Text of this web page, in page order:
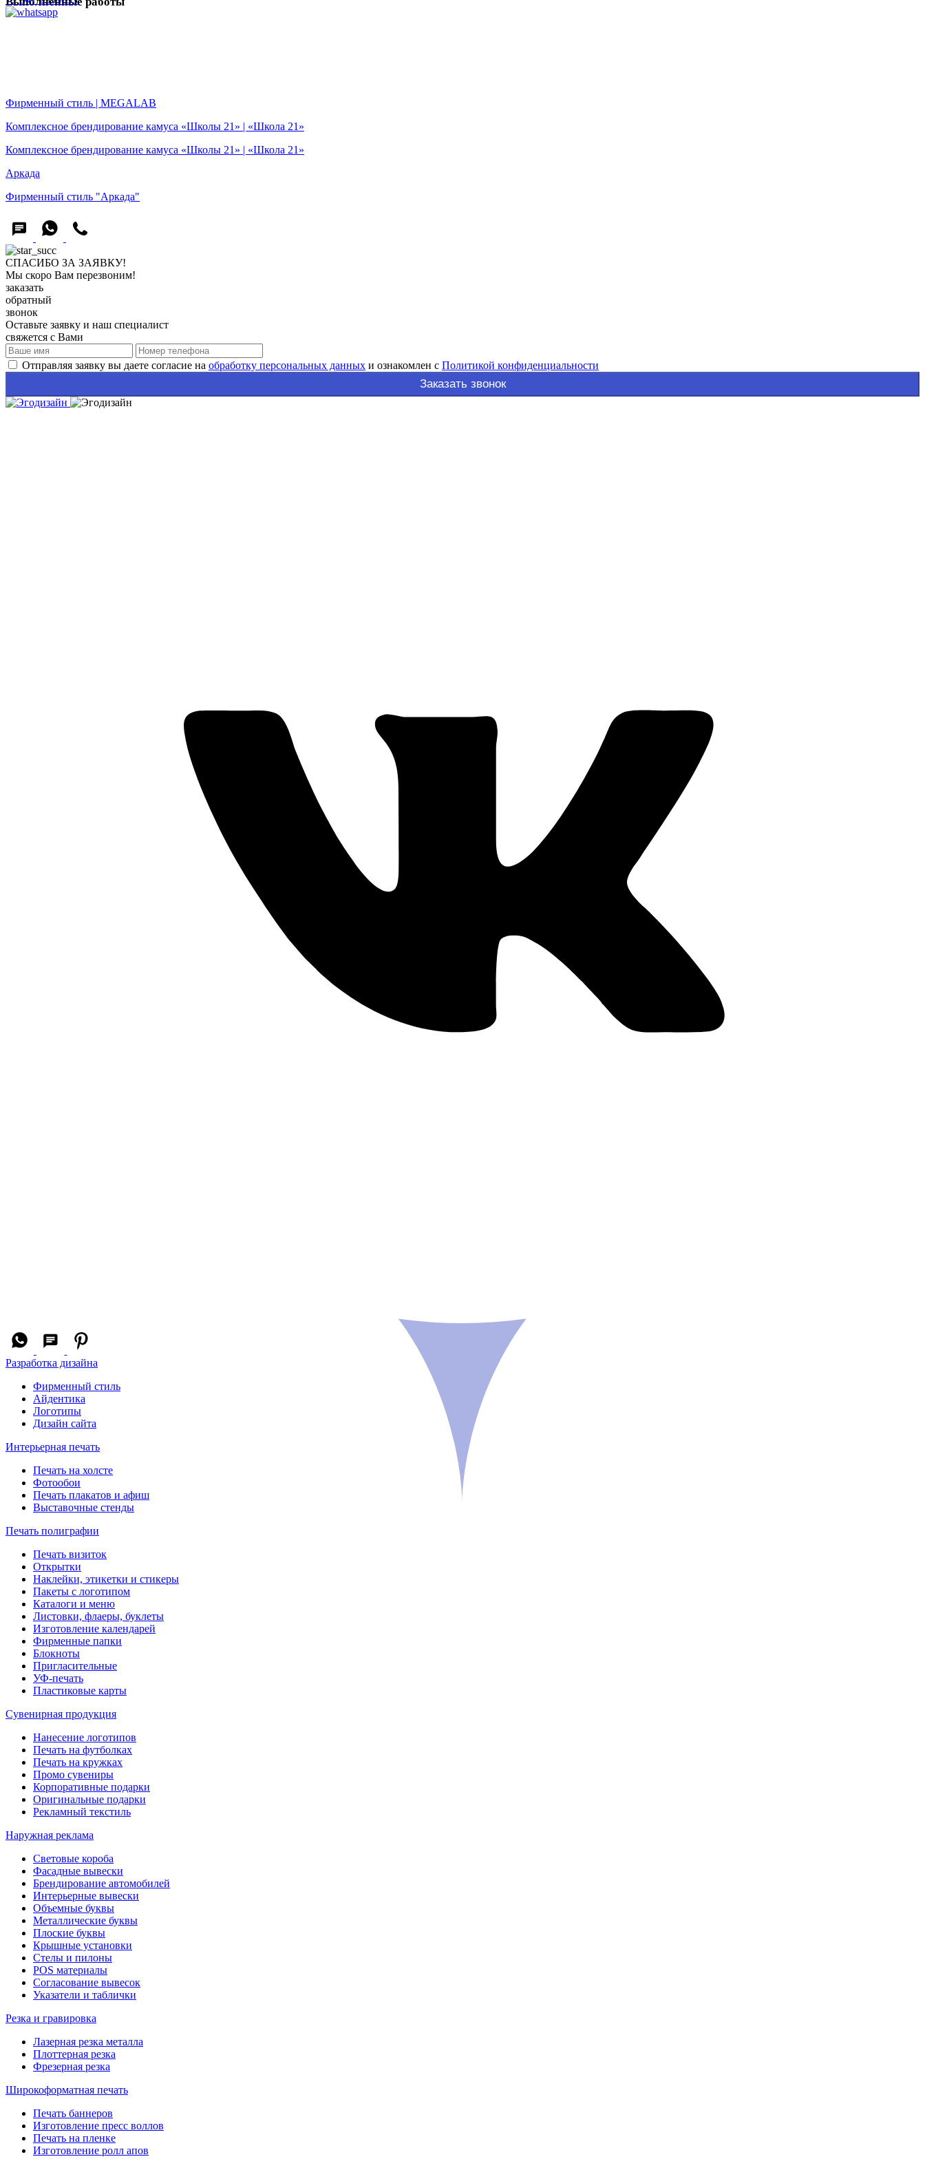
Фирменный стиль | MEGALAB
Комплексное брендирование камуса «Школы 21» | «Школа 21»
Комплексное брендирование камуса «Школы 21» | «Школа 21»
Аркада
Фирменный стиль "Аркада"
СПАСИБО ЗА ЗАЯВКУ!
Мы скоро Вам перезвоним!
заказать
обратный
звонок
Оставьте заявку и наш специалист
свяжется с Вами
Отправляя заявку вы даете согласие на обработку персональных данных и ознакомлен с Политикой конфиденциальности
Разработка дизайна
Фирменный стиль
Айдентика
Логотипы
Дизайн сайта
Интерьерная печать
Печать на холсте
Фотообои
Печать плакатов и афиш
Выставочные стенды
Печать полиграфии
Печать визиток
Открытки
Наклейки, этикетки и стикеры
Пакеты с логотипом
Каталоги и меню
Листовки, флаеры, буклеты
Изготовление календарей
Фирменные папки
Блокноты
Пригласительные
УФ-печать
Пластиковые карты
Сувенирная продукция
Нанесение логотипов
Печать на футболках
Печать на кружках
Промо сувениры
Корпоративные подарки
Оригинальные подарки
Рекламный текстиль
Наружная реклама
Световые короба
Фасадные вывески
Брендирование автомобилей
Интерьерные вывески
Объемные буквы
Металлические буквы
Плоские буквы
Крышные установки
Стелы и пилоны
POS материалы
Согласование вывесок
Указатели и таблички
Резка и гравировка
Лазерная резка металла
Плоттерная резка
Фрезерная резка
Широкоформатная печать
Печать баннеров
Изготовление пресс воллов
Печать на пленке
Изготовление ролл апов